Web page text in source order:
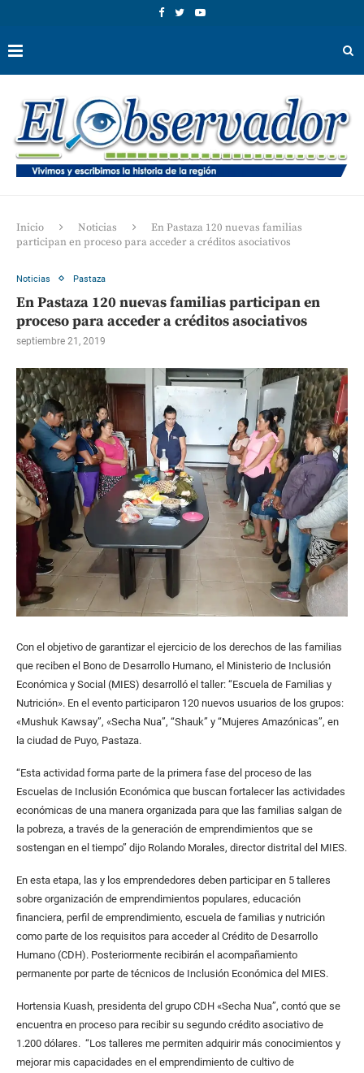
Inicio Noticias
En Pastaza 120 nuevas familias
participan en proceso para acceder a créditos asociativos
Noticias Pastaza
En Pastaza 120 nuevas familias participan en
proceso para acceder a créditos asociativos
septiembre 21, 2019
Con el objetivo de garantizar el ejercicio de los derechos de las familias
que reciben el Bono de Desarrollo Humano, el Ministerio de Inclusión
Económica y Social (MIES) desarrolló el taller: “Escuela de Familias y
Nutrición». En el evento participaron 120 nuevos usuarios de los grupos:
«Mushuk Kawsay”, «Secha Nua”, “Shauk” y “Mujeres Amazónicas”, en
la ciudad de Puyo, Pastaza.
“Esta actividad forma parte de la primera fase del proceso de las
Escuelas de Inclusión Económica que buscan fortalecer las actividades
económicas de una manera organizada para que las familias salgan de
la pobreza, a través de la generación de emprendimientos que se
sostengan en el tiempo” dijo Rolando Morales, director distrital del MIES.
En esta etapa, las y los emprendedores deben participar en 5 talleres
sobre organización de emprendimientos populares, educación
financiera, perfil de emprendimiento, escuela de familias y nutrición
como parte de los requisitos para acceder al Crédito de Desarrollo
Humano (CDH). Posteriormente recibirán el acompañamiento
permanente por parte de técnicos de Inclusión Económica del MIES.
Hortensia Kuash, presidenta del grupo CDH «Secha Nua”, contó que se
encuentra en proceso para recibir su segundo crédito asociativo de
1.200 dólares. “Los talleres me permiten adquirir más conocimientos y
mejorar mis capacidades en el emprendimiento de cultivo de